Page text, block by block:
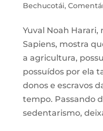
Bechucotái,
Yuval Noah Harari,
Sapiens, mostra
a agricultura,
possuídos por ela
donos e escravos
tempo. Passando
sedentarismo,